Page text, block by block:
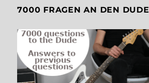
7000 FRAGEN AN DEN DUDE